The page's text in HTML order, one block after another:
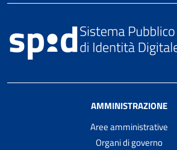
AMMINISTRAZIONE
Aree amministrative
Organi di governo